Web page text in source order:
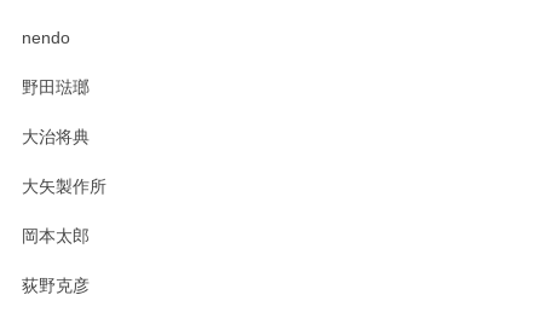
nendo
野田琺瑯
大治将典
大矢製作所
岡本太郎
荻野克彦